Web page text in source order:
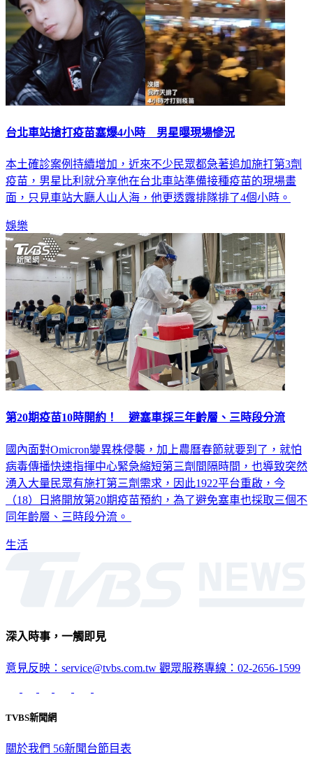
台北車站搶打疫苗塞爆4小時 男星曝現場慘況
本土確診案例持續增加，近來不少民眾都急著追加施打第3劑
疫苗，男星比利就分享他在台北車站準備接種疫苗的現場畫
面，只見車站大廳人山人海，他更透露排隊排了4個小時。
娛樂
第20期疫苗10時開約！ 避塞車採三年齡層、三時段分流
國內面對Omicron變異株侵襲，加上農曆春節就要到了，就怕
病毒傳播快速指揮中心緊急縮短第三劑間隔時間，也導致突然
湧入大量民眾有施打第三劑需求，因此1922平台重啟，今
（18）日將開放第20期疫苗預約，為了避免塞車也採取三個不
同年齡層、三時段分流。
生活
深入時事，一觸即見
意見反映：service@tvbs.com.tw 觀眾服務專線：02-2656-1599
TVBS新聞網
關於我們 56新聞台節目表